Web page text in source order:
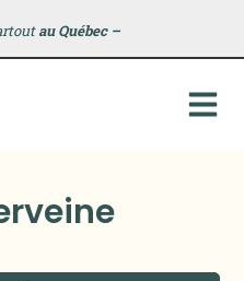
au Québec –